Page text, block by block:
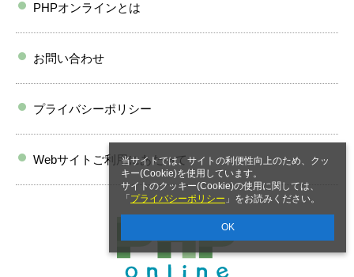
当サイトでは、サイトの利便性向上のため、クッ
キー(Cookie)を使用しています。
サイトのクッキー(Cookie)の使用に関しては、
「 プライバシーポリシー 」をお読みください。
OK
PHPオンラインとは
お問い合わせ
プライバシーポリシー
Webサイトご利用にあたって